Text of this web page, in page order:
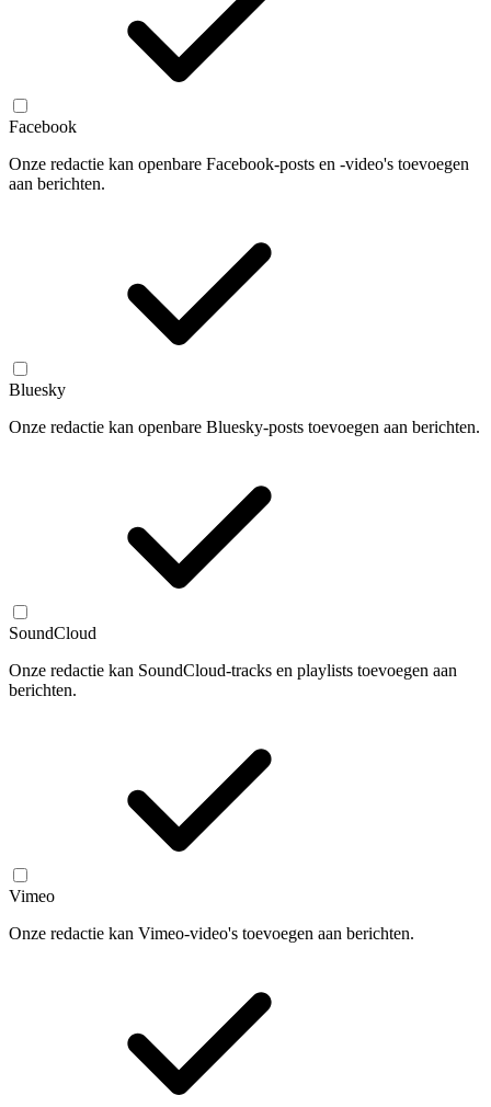
Facebook
Onze redactie kan openbare Facebook-posts en -video's toevoegen
aan berichten.
Bluesky
Onze redactie kan openbare Bluesky-posts toevoegen aan berichten.
SoundCloud
Onze redactie kan SoundCloud-tracks en playlists toevoegen aan
berichten.
Vimeo
Onze redactie kan Vimeo-video's toevoegen aan berichten.